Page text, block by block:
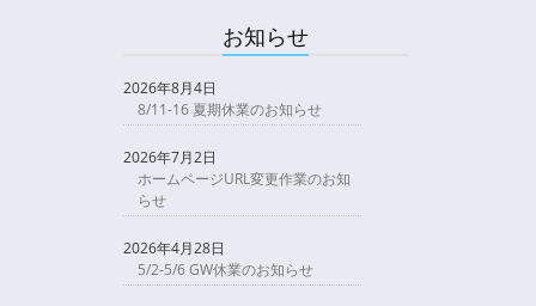
お知らせ
2026年8月4日
8/11-16 夏期休業のお知らせ
2026年7月2日
ホームページURL変更作業のお知
らせ
2026年4月28日
5/2-5/6 GW休業のお知らせ